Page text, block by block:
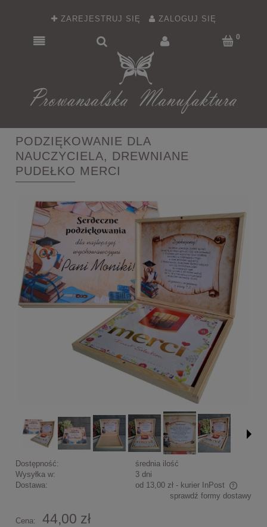
ZAREJESTRUJ SIĘ ZALOGUJ SIĘ
PODZIĘKOWANIE DLA
NAUCZYCIELA, DREWNIANE
PUDEŁKO MERCI
Dostępność:
średnia ilość
Wysyłka w:
3 dni
Dostawa:
od 13,00 zł - kurier InPost
Cena nie zawiera ewentualnych kosztów płatnościsprawdź formy dostawy
Cena: 44,00 zł